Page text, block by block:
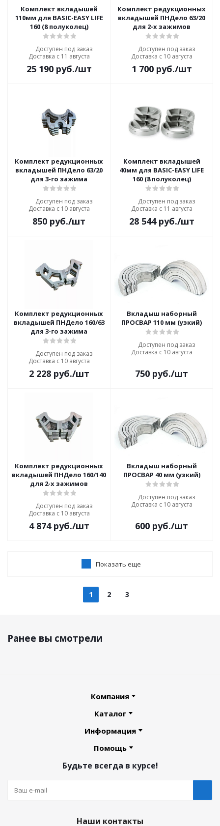
Комплект вкладышей
110мм для BASIC-EASY LIFE
160 (8 полуколец)
Доступен под заказ
Доставка с 11 августа
25 190руб./шт
Комплект редукционных
вкладышей ПНДело 63/20
для 2-х зажимов
Доступен под заказ
Доставка с 10 августа
1 700руб./шт
Комплект редукционных
вкладышей ПНДело 63/20
для 3-го зажима
Доступен под заказ
Доставка с 10 августа
850 руб./шт
Комплект вкладышей
40мм для BASIC-EASY LIFE
160 (8 полуколец)
Доступен под заказ
Доставка с 11 августа
28 544руб./шт
Комплект редукционных
вкладышей ПНДело 160/63
для 3-го зажима
Доступен под заказ
Доставка с 10 августа
2 228руб./шт
Вкладыш наборный
ПРОСВАР 110 мм (узкий)
Доступен под заказ
Доставка с 10 августа
750 руб./шт
Комплект редукционных
вкладышей ПНДело 160/140
для 2-х зажимов
Доступен под заказ
Доставка с 10 августа
4 874руб./шт
Вкладыш наборный
ПРОСВАР 40 мм (узкий)
Доступен под заказ
Доставка с 10 августа
600 руб./шт
Показать еще
1 2 3
Ранее вы смотрели
Компания
Каталог
Информация
Помощь
Будьте всегда в курсе!
Наши контакты